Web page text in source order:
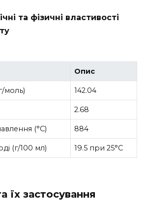
та фізичні властивості
Опис
моль) 142.04
2.68
(°C) 884
(г/100 мл) 19.5 при 25°C
їх застосування